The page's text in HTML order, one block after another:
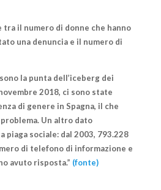
tra il numero di donne che hanno
una denuncia e il numero di
la punta dell’iceberg dei
2018, ci sono state
di genere in Spagna, il che
Un altro dato
piaga sociale: dal 2003, 793.228
di telefono di informazione e
avuto risposta.” (fonte)